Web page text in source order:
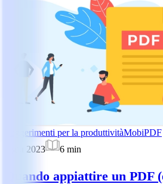
Suggerimenti per la produttivitàMobiPDF
5 giu 2023
6 min
Quando appiattire un PDF